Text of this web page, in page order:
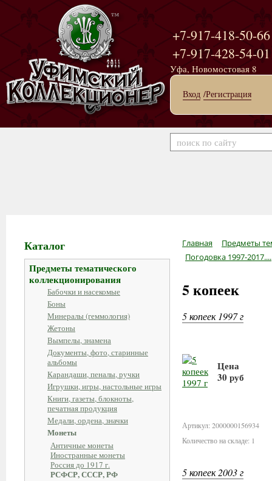
+7-917-418-50-66
+7-917-428-54-01
Уфа, Новомостовая 8
Вход /Регистрация
Каталог
Предметы тематического
коллекционирования
Бабочки и насекомые
Боны
Минералы (геммология)
Жетоны
Вымпелы, знамена
Документы, фото, старинные
альбомы
Карандаши, пеналы, ручки
Игрушки, игры, настольные игры
Книги, газеты, блокноты,
печатная продукция
Медали, ордена, значки
Монеты
Античные монеты
Иностранные монеты
Россия до 1917 г.
РСФСР, СССР, РФ
Главная
Предметы
Погодовка 1997-2017....
5 копеек
5 копеек 1997 г
Цена
30 руб
Артикул: 2000000156934
Количество на складе: 1
5 копеек 2003 г